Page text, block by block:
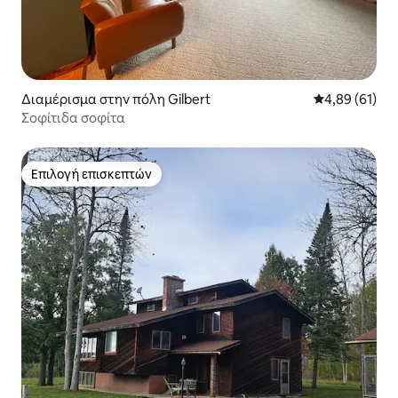
Διαμέρισμα στην πόλη Gilbert Μέση
4,89 (61)
Σοφίτιδα σοφίτα
Επιλογή επισκεπτών
Επιλογή επισκεπτών